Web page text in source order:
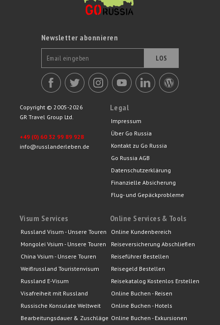
Newsletter abonnieren
LOS
Copyright © 2005-2026
GR Travel Group Ltd.
+49 (0) 60 32 99 89 928
info@russlanderleben.de
Legal
Impressum
Über Go Russia
Kontakt zu Go Russia
Go Russia AGB
Datenschutzerklärung
Finanzielle Absicherung
Flug- und Gepäckprobleme
Visum Services
Russland Visum - Unsere Touren
Mongolei Vsium - Unsere Touren
China Vsium - Unsere Touren
Weißrussland Touristenvisum
Russland E-Visum
Visafreiheit mit Russland
Russische Konsulate Weltweit
Bearbeitungsdauer & Zuschläge
Online Services & Tools
Online Kundenbereich
Reiseversicherung Abschließen
Reiseführer Bestellen
Reisegeld Bestellen
Reisekatalog Kostenlos Erstellen
Online Buchen - Reisen
Online Buchen - Hotels
Online Buchen - Exkursionen